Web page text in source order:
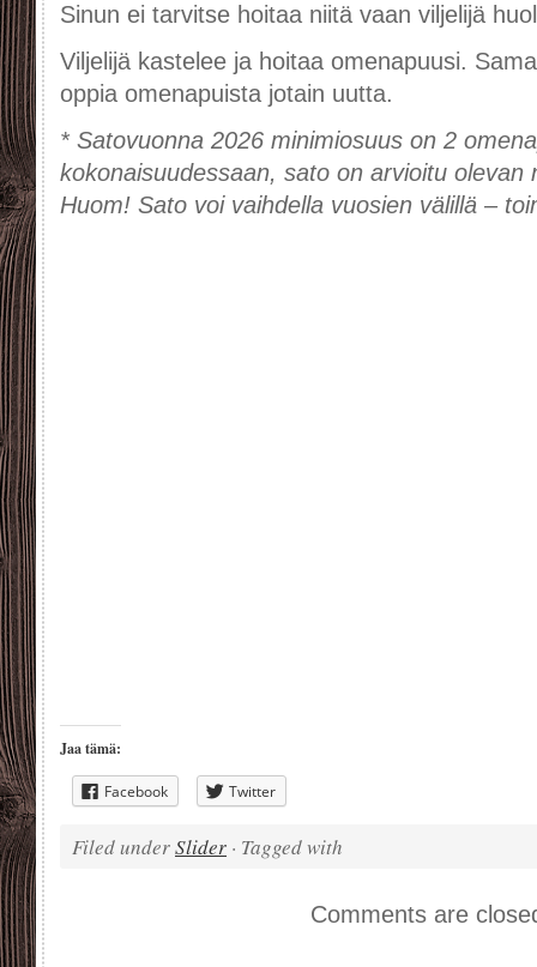
Sinun ei tarvitse hoitaa niitä vaan viljelijä
Viljelijä kastelee ja hoitaa omenapuusi.
oppia omenapuista jotain uutta.
* Satovuonna 2026 minimiosuus on 2
kokonaisuudessaan, sato on arvioitu olevan
Huom! Sato voi vaihdella vuosien välillä –
Jaa tämä:
Facebook Twitter
Filed underSlider · Tagged with
Comments are